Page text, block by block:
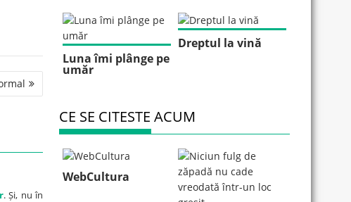
. Și, nu în
Luna îmi plânge pe
umăr
Dreptul la vină
CE SE CITESTE ACUM
WebCultura